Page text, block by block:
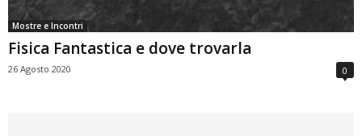
Mostre e Incontri
Fisica Fantastica e dove trovarla
26 Agosto 2020 0